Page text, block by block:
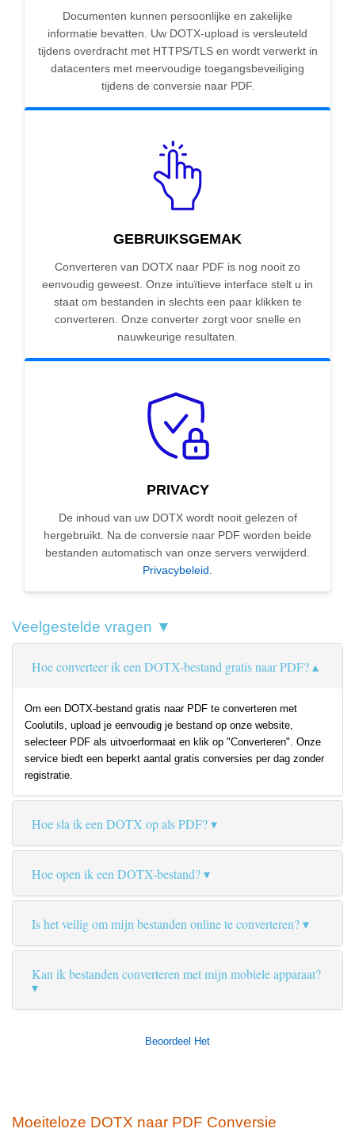
Documenten kunnen persoonlijke en zakelijke
informatie bevatten. Uw DOTX-upload is versleuteld
tijdens overdracht met HTTPS/TLS en wordt verwerkt in
datacenters met meervoudige toegangsbeveiliging
tijdens de conversie naar PDF.
GEBRUIKSGEMAK
Converteren van DOTX naar PDF is nog nooit zo
eenvoudig geweest. Onze intuïtieve interface stelt u in
staat om bestanden in slechts een paar klikken te
converteren. Onze converter zorgt voor snelle en
nauwkeurige resultaten.
PRIVACY
De inhoud van uw DOTX wordt nooit gelezen of
hergebruikt. Na de conversie naar PDF worden beide
bestanden automatisch van onze servers verwijderd.
Privacybeleid.
Veelgestelde vragen ▼
Hoe converteer ik een DOTX-bestand gratis naar PDF?
Om een DOTX-bestand gratis naar PDF te converteren met
Coolutils, upload je eenvoudig je bestand op onze website,
selecteer PDF als uitvoerformaat en klik op "Converteren". Onze
service biedt een beperkt aantal gratis conversies per dag zonder
registratie.
Hoe sla ik een DOTX op als PDF?
Hoe open ik een DOTX-bestand?
Is het veilig om mijn bestanden online te converteren?
Kan ik bestanden converteren met mijn mobiele apparaat?
Beoordeel Het
Moeiteloze DOTX naar PDF Conversie